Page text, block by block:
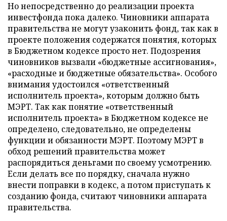
Но непосредственно до реализации проекта
инвестфонда пока далеко. Чиновники аппарата
правительства не могут узаконить фонд, так как в
проекте положения содержатся понятия, которых
в Бюджетном кодексе просто нет. Подозрения
чиновников вызвали «бюджетные ассигнования»,
«расходные и бюджетные обязательства». Особого
внимания удостоился «ответственный
исполнитель проекта», которым должно быть
МЭРТ. Так как понятие «ответственный
исполнитель проекта» в Бюджетном кодексе не
определено, следовательно, не определены
функции и обязанности МЭРТ. Поэтому МЭРТ в
обход решений правительства может
распорядиться деньгами по своему усмотрению.
Если делать все по порядку, сначала нужно
внести поправки в кодекс, а потом приступать к
созданию фонда, считают чиновники аппарата
правительства.